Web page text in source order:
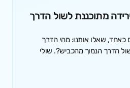
מתוכננת לשול הדרך
כאחד, שאלו אותנו: מהי הדרך
הדרך הנמוך מהכביש?. שולי